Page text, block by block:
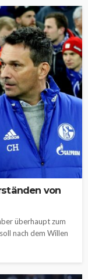
von
überhaupt zum
nach dem Willen